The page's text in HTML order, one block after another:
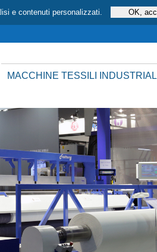
e contenuti personalizzati.
MACCHINE TESSILI INDUSTRIALI